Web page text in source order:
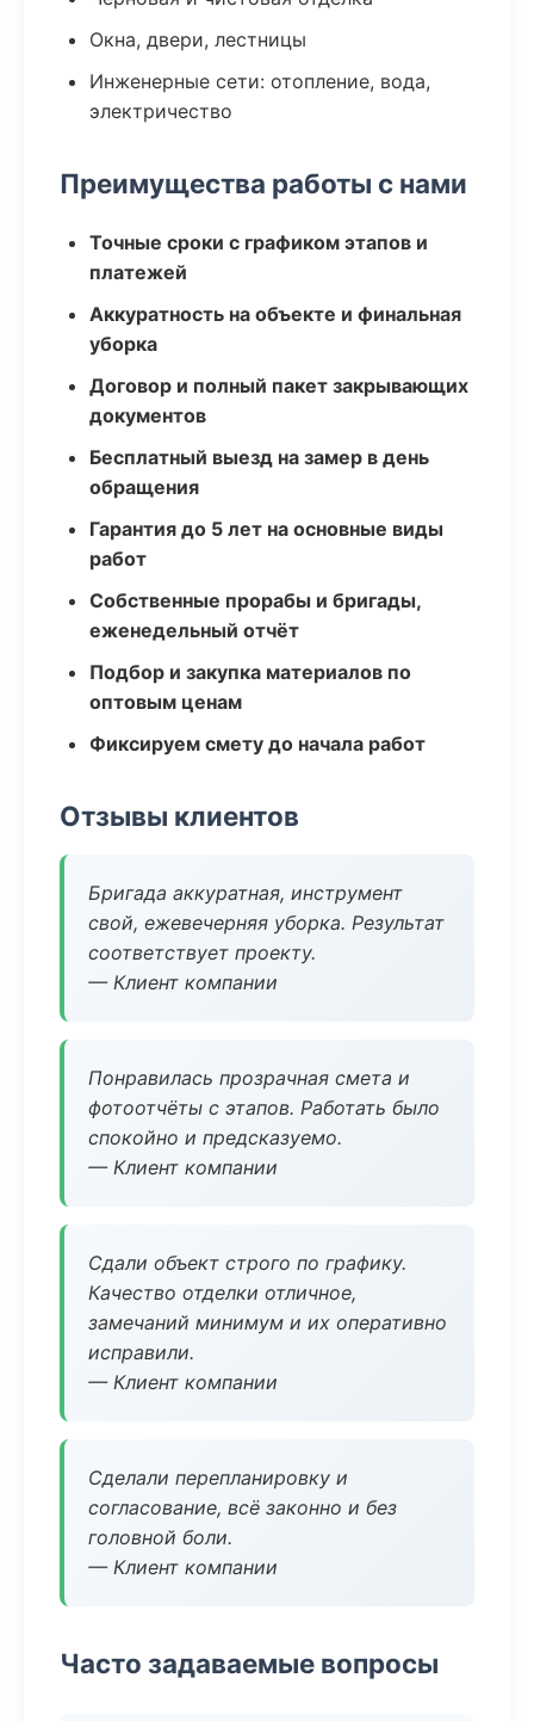
Окна, двери, лестницы
Инженерные сети: отопление, вода,
электричество
Преимущества работы с нами
Точные сроки с графиком этапов и
платежей
Аккуратность на объекте и финальная
уборка
Договор и полный пакет закрывающих
документов
Бесплатный выезд на замер в день
обращения
Гарантия до 5 лет на основные виды
работ
Собственные прорабы и бригады,
еженедельный отчёт
Подбор и закупка материалов по
оптовым ценам
Фиксируем смету до начала работ
Отзывы клиентов
Бригада аккуратная, инструмент
свой, ежевечерняя уборка. Результат
соответствует проекту.
— Клиент компании
Понравилась прозрачная смета и
фотоотчёты с этапов. Работать было
спокойно и предсказуемо.
— Клиент компании
Сдали объект строго по графику.
Качество отделки отличное,
замечаний минимум и их оперативно
исправили.
— Клиент компании
Сделали перепланировку и
согласование, всё законно и без
головной боли.
— Клиент компании
Часто задаваемые вопросы